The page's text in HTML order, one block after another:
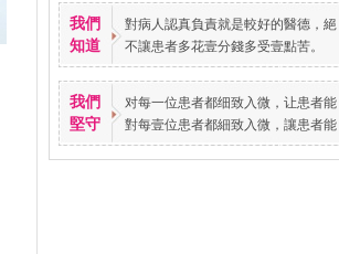
我們
知道
對病人認真負責就是較好的醫德，絕
不讓患者多花壹分錢多受壹點苦。
我們
堅守
对每一位患者都细致入微，让患者能
對每壹位患者都細致入微，讓患者能